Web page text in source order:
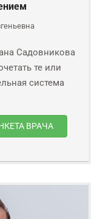
Садовникова
те или
система
ВРАЧА